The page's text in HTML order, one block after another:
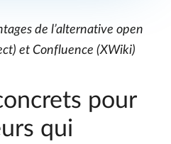
de l’alternative open
et Confluence (XWiki)
pour
qui